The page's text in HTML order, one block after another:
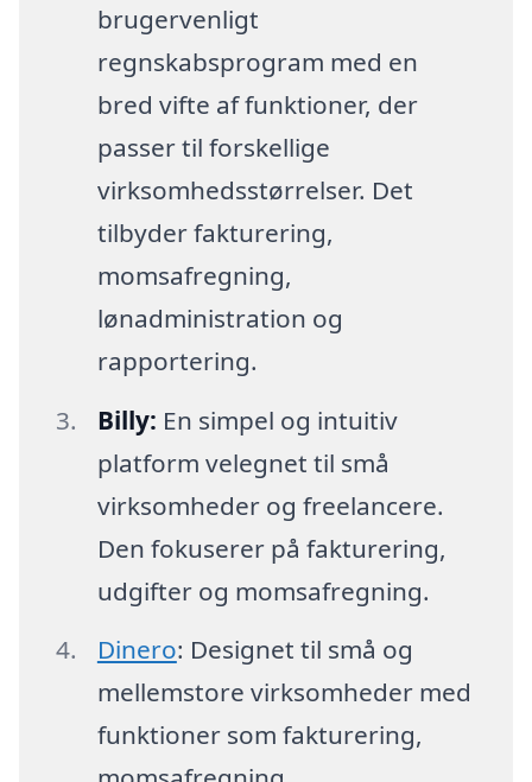
brugervenligt
regnskabsprogram med en
bred vifte af funktioner, der
passer til forskellige
virksomhedsstørrelser. Det
tilbyder fakturering,
momsafregning,
lønadministration og
rapportering.
Billy: En simpel og intuitiv
platform velegnet til små
virksomheder og freelancere.
Den fokuserer på fakturering,
udgifter og momsafregning.
Dinero: Designet til små og
mellemstore virksomheder med
funktioner som fakturering,